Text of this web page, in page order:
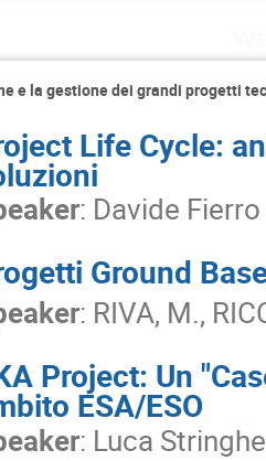
e la gestione dei grandi progetti
Life Cycle:
: Davide Fierro
Ground
: RIVA, M.,
Project: Un
ESA/ESO
: Luca